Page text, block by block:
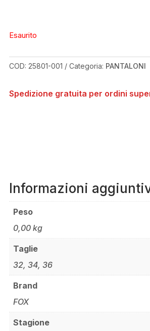
Esaurito
COD: 25801-001 Categoria: PANTALONI
Spedizione gratuita per ordini
Informazioni
Peso
0,00 kg
Taglie
32, 34, 36
Brand
FOX
Stagione